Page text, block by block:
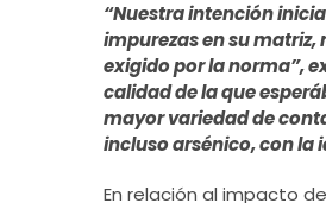
“Nuestra intención
impurezas en su
exigido por la norma”,
calidad de la que
mayor variedad de
incluso arsénico, con la
En relación al impacto